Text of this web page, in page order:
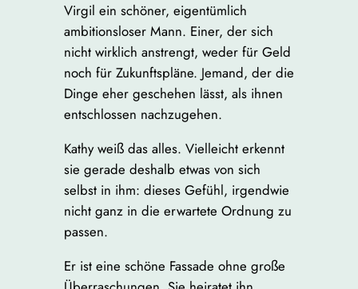
Virgil ein schöner, eigentümlich
ambitionsloser Mann. Einer, der sich
nicht wirklich anstrengt, weder für Geld
noch für Zukunftspläne. Jemand, der die
Dinge eher geschehen lässt, als ihnen
entschlossen nachzugehen.
Kathy weiß das alles. Vielleicht erkennt
sie gerade deshalb etwas von sich
selbst in ihm: dieses Gefühl, irgendwie
nicht ganz in die erwartete Ordnung zu
passen.
Er ist eine schöne Fassade ohne große